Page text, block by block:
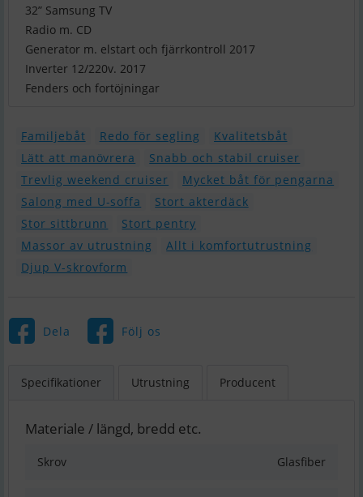
32” Samsung TV
Radio m. CD
Generator m. elstart och fjärrkontroll 2017
Inverter 12/220v. 2017
Fenders och fortöjningar
Familjebåt Redo för segling
Kvalitetsbåt
Lätt att manövrera
Snabb och stabil cruiser
Trevlig weekend cruiser
Mycket båt för pengarna
Salong med U-soffa
Stort akterdäck
Stor sittbrunn
Stort pentry
Massor av utrustning
Allt i komfortutrustning
Djup V-skrovform
Dela Följ os
Specifikationer Utrustning Producent
Materiale / längd, bredd etc.
Skrov Glasfiber